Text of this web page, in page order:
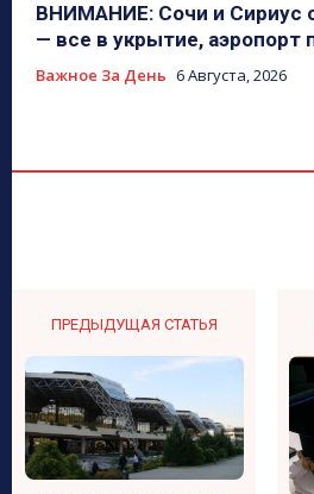
ВНИМАНИЕ: Сочи и Сириус
— все в укрытие, аэропорт
Важное За День 6 Августа, 2026
ПРЕДЫДУЩАЯ СТАТЬЯ